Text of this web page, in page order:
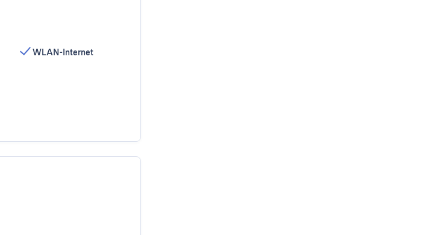
WLAN-Internet